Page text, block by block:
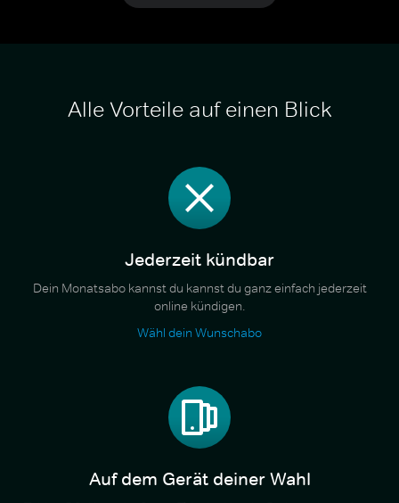
Alle Vorteile auf einen Blick
Jederzeit kündbar
Dein Monatsabo kannst du kannst du ganz einfach jederzeit
online kündigen.
Wähl dein Wunschabo
Auf dem Gerät deiner Wahl